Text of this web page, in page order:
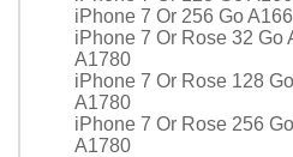
iPhone 7 Or 256 Go
iPhone 7 Or Rose 32 Go
A1780
iPhone 7 Or Rose 128
A1780
iPhone 7 Or Rose 256
A1780